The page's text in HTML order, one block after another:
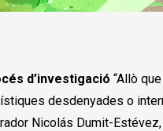
d’investigació “Allò
desdenyades o
Nicolás Dumit-